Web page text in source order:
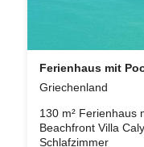
Ferienhaus mit
Griechenland
130 m² Ferienhaus
Beachfront Villa
Schlafzimmer